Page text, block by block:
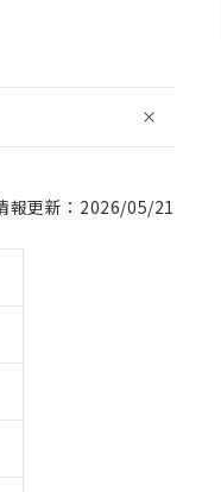
報更新：2026/05/21